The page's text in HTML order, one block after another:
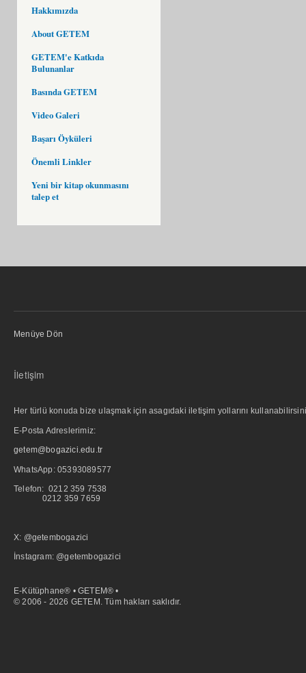
Hakkımızda
About GETEM
GETEM'e Katkıda
Bulunanlar
Basında GETEM
Video Galeri
Başarı Öyküleri
Önemli Linkler
Yeni bir kitap okunmasını
talep et
Menüye Dön
İletişim
Her türlü konuda bize ulaşmak için asagıdaki iletişim yollarını
E-Posta Adreslerimiz:
getem@bogazici.edu.tr
WhatsApp: 05393089577
Telefon: 0212 359 7538
0212 359 7659
X: @getembogazici
İnstagram: @getembogazici
E-Kütüphane® • GETEM® •
© 2006 - 2026 GETEM. Tüm hakları saklıdır.